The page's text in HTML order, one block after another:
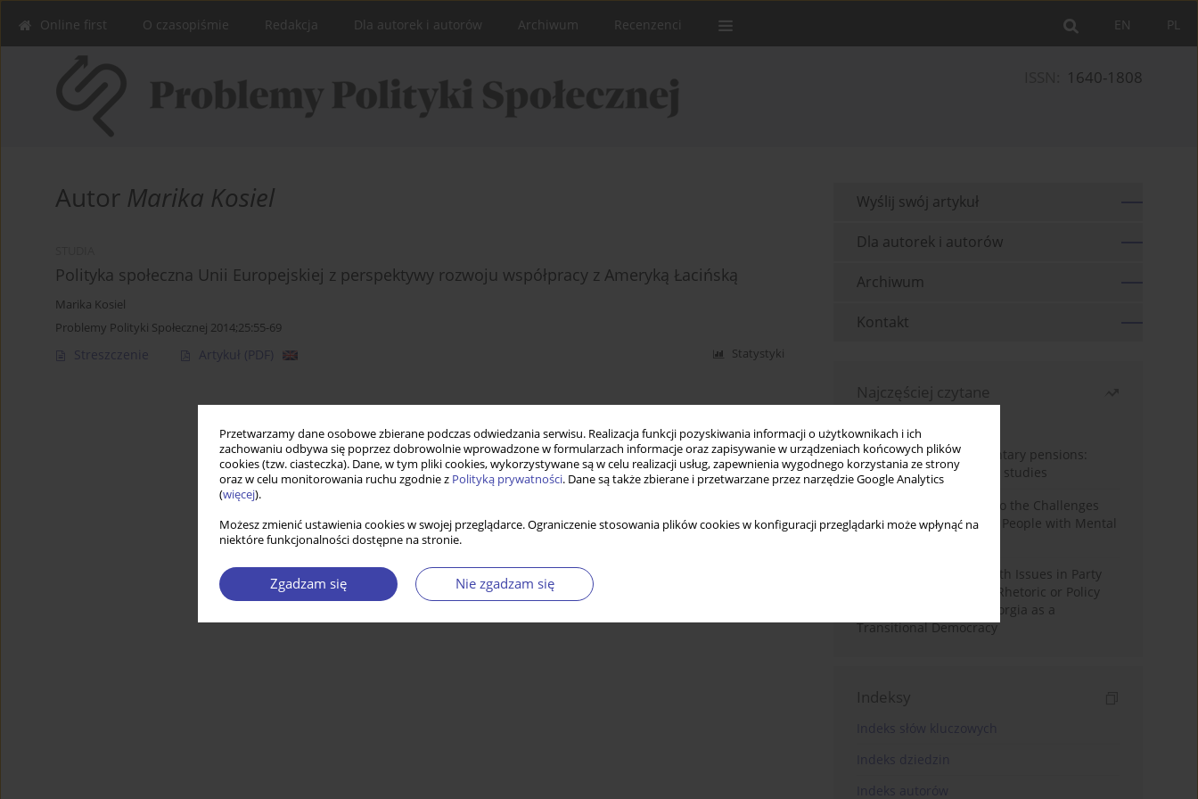
Przetwarzamy dane osobowe zbierane podczas odwiedzania serwisu. Realizacja funkcji pozyskiwania informacji o użytkownikach i ich
zachowaniu odbywa się poprzez dobrowolnie wprowadzone w formularzach informacje oraz zapisywanie w urządzeniach końcowych plików
cookies (tzw. ciasteczka). Dane, w tym pliki cookies, wykorzystywane są w celu realizacji usług, zapewnienia wygodnego korzystania ze strony
oraz w celu monitorowania ruchu zgodnie z Polityką prywatności. Dane są także zbierane i przetwarzane przez narzędzie Google Analytics
(więcej).
Możesz zmienić ustawienia cookies w swojej przeglądarce. Ograniczenie stosowania plików cookies w konfiguracji przeglądarki może wpłynąć na
niektóre funkcjonalności dostępne na stronie.
Zgadzam się Nie zgadzam się
PL
EN
Online first O czasopiśmie Redakcja Dla autorek i autorów Archiwum Recenzenci
1640-1808
Autor Marika Kosiel
Polityka społeczna Unii Europejskiej z perspektywy rozwoju współpracy z Ameryką Łacińską
Marika Kosiel
Problemy Polityki Społecznej 2014;25:55-69
Streszczenie Artykuł (PDF) Statystyki
Wyślij swój artykuł
Dla autorek i autorów
Archiwum
Kontakt
Najczęściej czytane
Auto-enrolment in voluntary pensions:
Comparative OECD case studies
Bibliometric Insights into the Challenges
and Needs of Homeless People with Mental
The Politicisation of Youth Issues in Party
Programmes: Symbolic Rhetoric or Policy
Priority? The Case of Georgia as a
Transitional Democracy
Indeksy
Indeks słów kluczowych
Indeks dziedzin
Indeks autorów